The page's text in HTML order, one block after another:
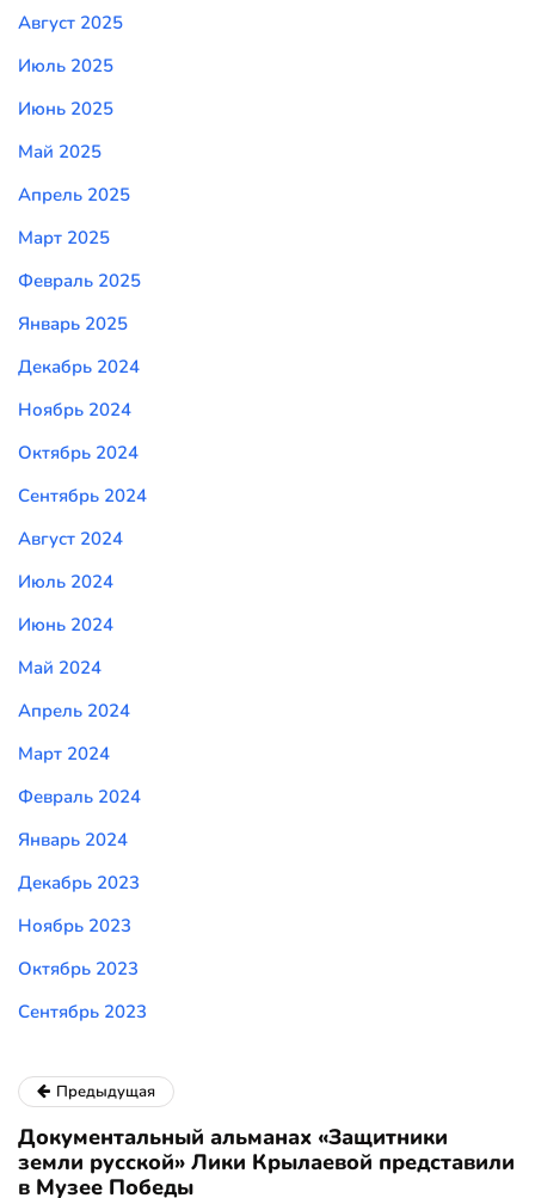
Август 2025
Июль 2025
Июнь 2025
Май 2025
Апрель 2025
Март 2025
Февраль 2025
Январь 2025
Декабрь 2024
Ноябрь 2024
Октябрь 2024
Сентябрь 2024
Август 2024
Июль 2024
Июнь 2024
Май 2024
Апрель 2024
Март 2024
Февраль 2024
Январь 2024
Декабрь 2023
Ноябрь 2023
Октябрь 2023
Сентябрь 2023
Предыдущая
Документальный альманах «Защитники
земли русской» Лики Крылаевой представили
в Музее Победы